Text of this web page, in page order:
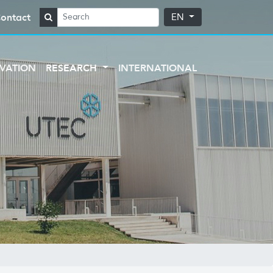
EN
RESEARCH INTERNATIONAL